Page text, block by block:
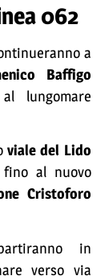
062
a
Baffigo
lungomare
viale del Lido
fino al nuovo
Cristoforo
in
verso via